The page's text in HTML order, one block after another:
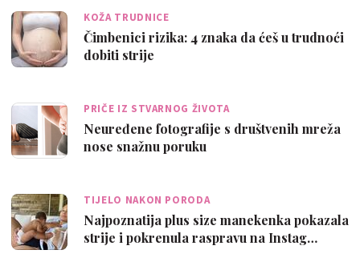
KOŽA TRUDNICE
Čimbenici rizika: 4 znaka da ćeš u trudnoći
dobiti strije
PRIČE IZ STVARNOG ŽIVOTA
Neuređene fotografije s društvenih mreža
nose snažnu poruku
TIJELO NAKON PORODA
Najpoznatija plus size manekenka pokazala
strije i pokrenula raspravu na Instag…